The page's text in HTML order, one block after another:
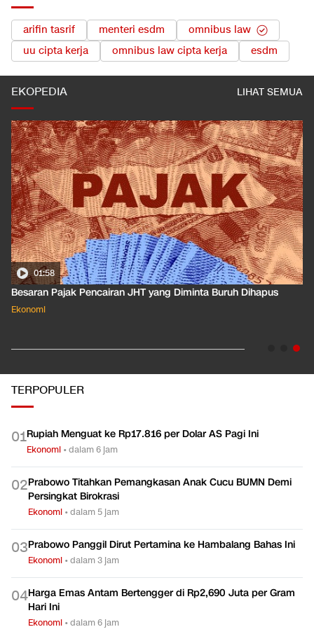
arifin tasrif menteri esdm
omnibus law
uu cipta kerja
omnibus law cipta kerja esdm
EKOPEDIA LIHAT SEMUA
01:50
Apa Arti Peringkat Kredit Indonesia yang Dirilis S&P Global
Dkk?
TERPOPULER
01Rupiah Menguat ke Rp17.816 per Dolar AS Pagi Ini
Ekonomi •dalam 6 jam
02Prabowo Titahkan Pemangkasan Anak Cucu BUMN Demi
Persingkat Birokrasi
Ekonomi •dalam 5 jam
03Prabowo Panggil Dirut Pertamina ke Hambalang Bahas Ini
Ekonomi •dalam 3 jam
04Harga Emas Antam Bertengger di Rp2,690 Juta per Gram
Hari Ini
Ekonomi •dalam 6 jam